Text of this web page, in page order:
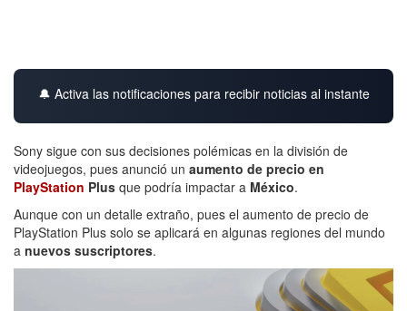
🔔 Activa las notificaciones para recibir noticias al instante
Sony sigue con sus decisiones polémicas en la división de
videojuegos, pues anunció un aumento de precio en
PlayStation Plus que podría impactar a México.
Aunque con un detalle extraño, pues el aumento de precio de
PlayStation Plus solo se aplicará en algunas regiones del mundo
a nuevos suscriptores.